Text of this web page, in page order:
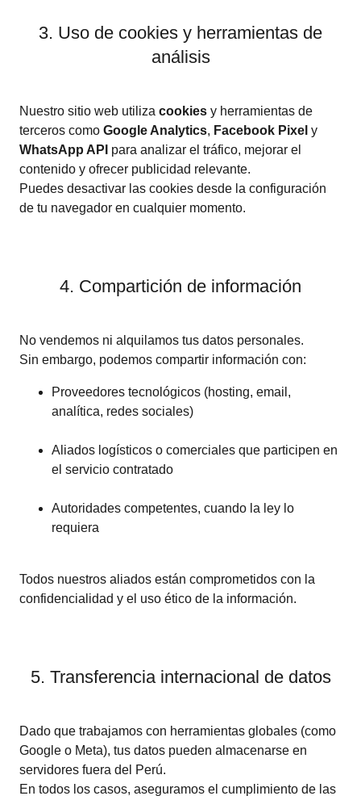
3. Uso de cookies y herramientas de
análisis
Nuestro sitio web utiliza cookies y herramientas de
terceros como Google Analytics, Facebook Pixel y
WhatsApp API para analizar el tráfico, mejorar el
contenido y ofrecer publicidad relevante.
Puedes desactivar las cookies desde la configuración
de tu navegador en cualquier momento.
4. Compartición de información
No vendemos ni alquilamos tus datos personales.
Sin embargo, podemos compartir información con:
Proveedores tecnológicos (hosting, email,
analítica, redes sociales)
Aliados logísticos o comerciales que participen en
el servicio contratado
Autoridades competentes, cuando la ley lo
requiera
Todos nuestros aliados están comprometidos con la
confidencialidad y el uso ético de la información.
5. Transferencia internacional de datos
Dado que trabajamos con herramientas globales (como
Google o Meta), tus datos pueden almacenarse en
servidores fuera del Perú.
En todos los casos, aseguramos el cumplimiento de las